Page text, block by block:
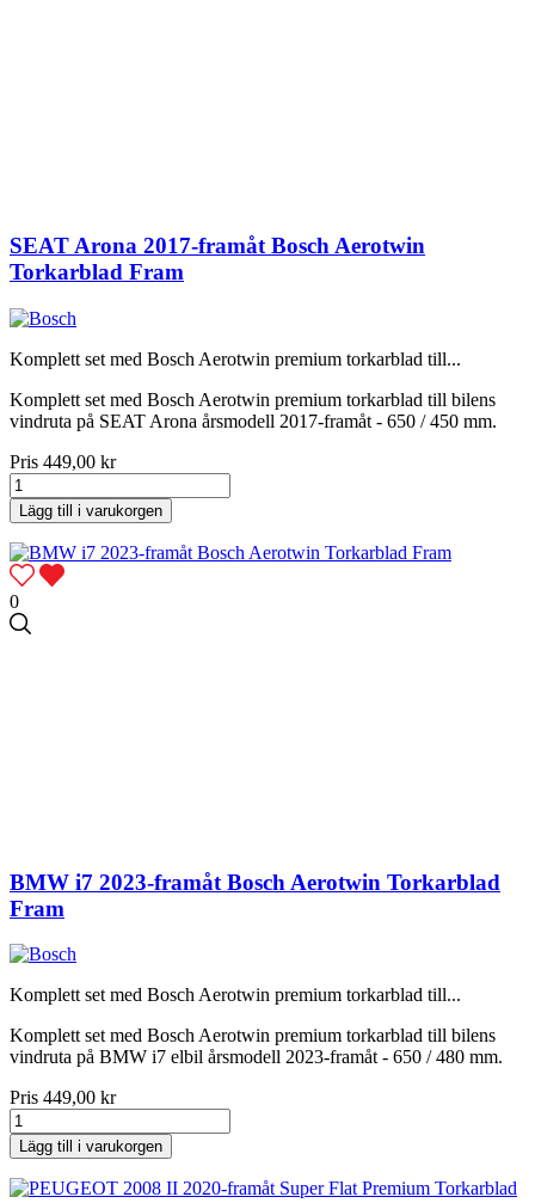
SEAT Arona 2017-framåt Bosch Aerotwin
Torkarblad Fram
Komplett set med Bosch Aerotwin premium torkarblad till...
Komplett set med Bosch Aerotwin premium torkarblad till bilens
vindruta på SEAT Arona årsmodell 2017-framåt - 650 / 450 mm.
Pris 449,00 kr
Lägg till i varukorgen
0
BMW i7 2023-framåt Bosch Aerotwin Torkarblad
Fram
Komplett set med Bosch Aerotwin premium torkarblad till...
Komplett set med Bosch Aerotwin premium torkarblad till bilens
vindruta på BMW i7 elbil årsmodell 2023-framåt - 650 / 480 mm.
Pris 449,00 kr
Lägg till i varukorgen